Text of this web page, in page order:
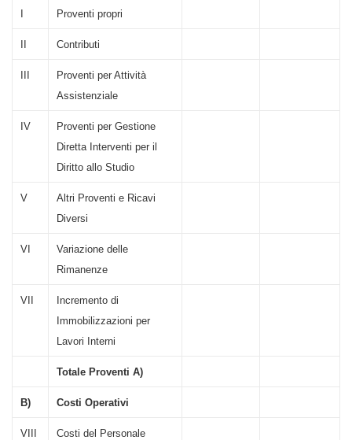
I Proventi propri
II Contributi
III
Proventi per Attività
Assistenziale
IV
Proventi per Gestione
Diretta Interventi per il
Diritto allo Studio
V
Altri Proventi e Ricavi
Diversi
VI
Variazione delle
Rimanenze
VII
Incremento di
Immobilizzazioni per
Lavori Interni
Totale Proventi A)
B) Costi Operativi
VIII Costi del Personale